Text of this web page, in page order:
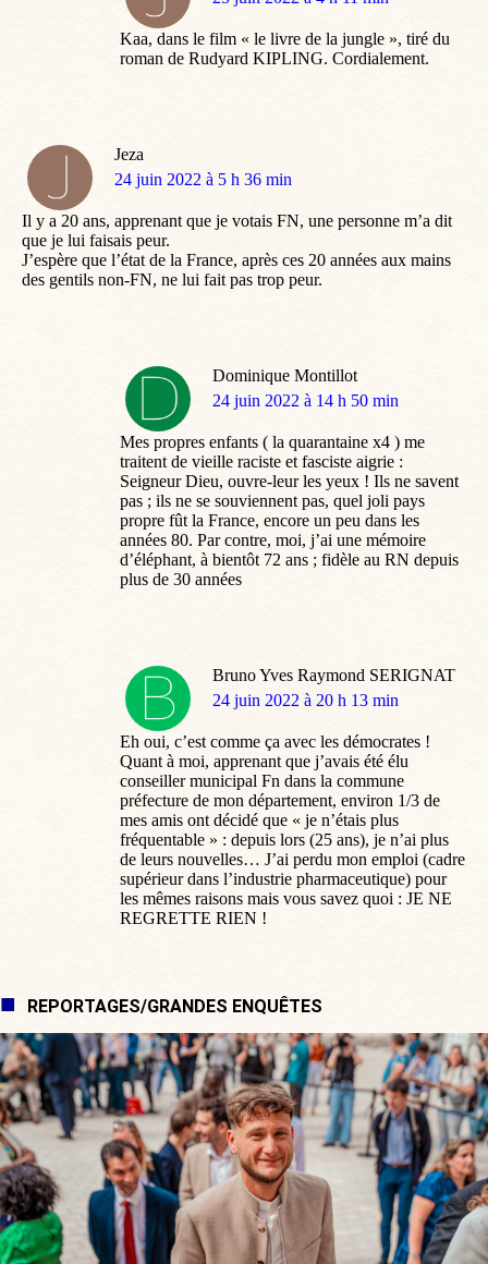
Kaa, dans le film « le livre de la jungle », tiré du
roman de Rudyard KIPLING. Cordialement.
Jeza
dit
24 juin 2022 à 5 h 36 min
Il y a 20 ans, apprenant que je votais FN, une personne m’a dit
que je lui faisais peur.
J’espère que l’état de la France, après ces 20 années aux mains
des gentils non-FN, ne lui fait pas trop peur.
Dominique Montillot
dit
24 juin 2022 à 14 h 50 min
Mes propres enfants ( la quarantaine x4 ) me
traitent de vieille raciste et fasciste aigrie :
Seigneur Dieu, ouvre-leur les yeux ! Ils ne savent
pas ; ils ne se souviennent pas, quel joli pays
propre fût la France, encore un peu dans les
années 80. Par contre, moi, j’ai une mémoire
d’éléphant, à bientôt 72 ans ; fidèle au RN depuis
plus de 30 années
Bruno Yves Raymond SERIGNAT
dit
24 juin 2022 à 20 h 13 min
Eh oui, c’est comme ça avec les démocrates !
Quant à moi, apprenant que j’avais été élu
conseiller municipal Fn dans la commune
préfecture de mon département, environ 1/3 de
mes amis ont décidé que « je n’étais plus
fréquentable » : depuis lors (25 ans), je n’ai plus
de leurs nouvelles… J’ai perdu mon emploi (cadre
supérieur dans l’industrie pharmaceutique) pour
les mêmes raisons mais vous savez quoi : JE NE
REGRETTE RIEN !
REPORTAGES/GRANDES ENQUÊTES